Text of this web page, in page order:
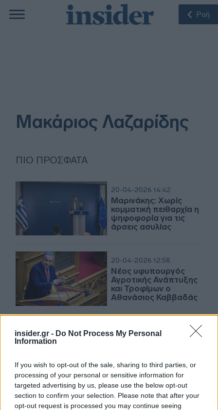
insider.gr - Do Not Process My Personal
Information
If you wish to opt-out of the sale, sharing to third parties, or
processing of your personal or sensitive information for
targeted advertising by us, please use the below opt-out
section to confirm your selection. Please note that after your
opt-out request is processed you may continue seeing
Ροή
Μακάριος Λαζαρίδης
ΠΙΟ ΠΡΌΣΦΑΤΑ
20-04-2026 14:42
Μαρινάκης: Χωρίς
κομματική πειθαρχία η
ψηφοφορία για τις
άρσεις ασυλίας
20-04-2026 12:58
Νέος υφυπουργός
Αγροτικής Ανάπτυξης
και Τροφίμων ο
Αθανάσιος Καββαδάς
20-04-2026 07:28
ΠΑΣΟΚ
19-04-2026 20:30